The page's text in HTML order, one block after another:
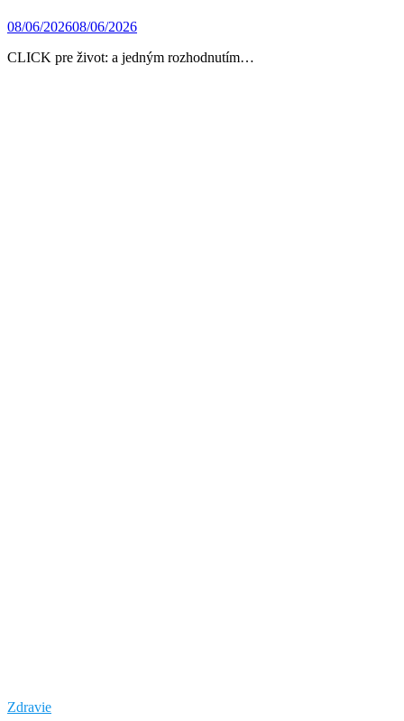
08/06/202608/06/2026
CLICK pre život: a jedným rozhodnutím…
Zdravie